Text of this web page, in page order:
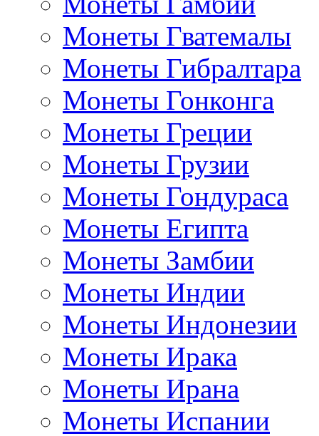
Монеты Гватемалы
Монеты Гибралтара
Монеты Гонконга
Монеты Греции
Монеты Грузии
Монеты Гондураса
Монеты Египта
Монеты Замбии
Монеты Индии
Монеты Индонезии
Монеты Ирака
Монеты Ирана
Монеты Испании